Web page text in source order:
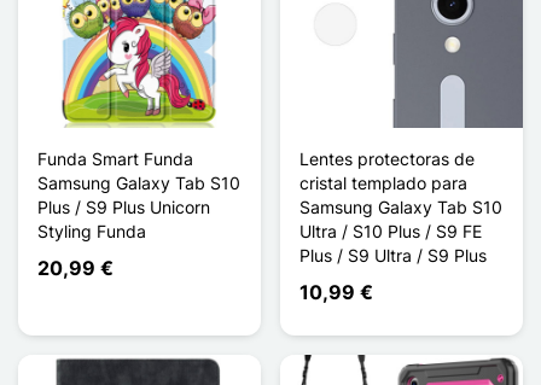
Funda Smart Funda
Samsung Galaxy Tab S10
Plus / S9 Plus Unicorn
Styling Funda
20,99 €
Lentes protectoras de
cristal templado para
Samsung Galaxy Tab S10
Ultra / S10 Plus / S9 FE
Plus / S9 Ultra / S9 Plus
10,99 €